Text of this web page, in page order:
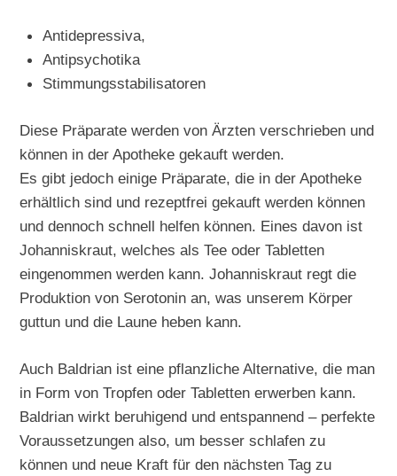
Antidepressiva,
Antipsychotika
Stimmungsstabilisatoren
Diese Präparate werden von Ärzten verschrieben und
können in der Apotheke gekauft werden.
Es gibt jedoch einige Präparate, die in der Apotheke
erhältlich sind und rezeptfrei gekauft werden können
und dennoch schnell helfen können. Eines davon ist
Johanniskraut, welches als Tee oder Tabletten
eingenommen werden kann. Johanniskraut regt die
Produktion von Serotonin an, was unserem Körper
guttun und die Laune heben kann.
Auch Baldrian ist eine pflanzliche Alternative, die man
in Form von Tropfen oder Tabletten erwerben kann.
Baldrian wirkt beruhigend und entspannend – perfekte
Voraussetzungen also, um besser schlafen zu
können und neue Kraft für den nächsten Tag zu